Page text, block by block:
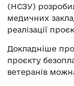
(НСЗУ)
медичних
реалізації
Докладніше
проєкту
ветеранів